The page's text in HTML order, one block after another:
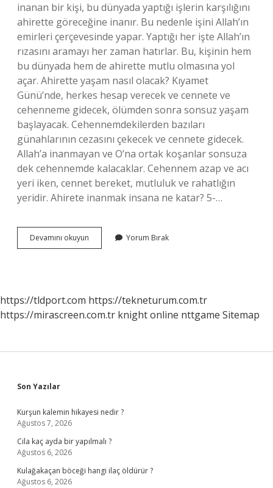
inanan bir kişi, bu dünyada yaptığı işlerin karşılığını
ahirette göreceğine inanır. Bu nedenle işini Allah’ın
emirleri çerçevesinde yapar. Yaptığı her işte Allah’ın
rızasını aramayı her zaman hatırlar. Bu, kişinin hem
bu dünyada hem de ahirette mutlu olmasına yol
açar. Ahirette yaşam nasıl olacak? Kıyamet
Günü’nde, herkes hesap verecek ve cennete ve
cehenneme gidecek, ölümden sonra sonsuz yaşam
başlayacak. Cehennemdekilerden bazıları
günahlarının cezasını çekecek ve cennete gidecek.
Allah’a inanmayan ve O’na ortak koşanlar sonsuza
dek cehennemde kalacaklar. Cehennem azap ve acı
yeri iken, cennet bereket, mutluluk ve rahatlığın
yeridir. Ahirete inanmak insana ne katar? 5-…
Devamını okuyun
Inanan
Yorum Bırak
https://tldport.com https://tekneturum.com.tr
https://mirascreen.com.tr knight online nttgame Sitemap
Sidebar
Son Yazılar
Kurşun kalemin hikayesi nedir ?
Ağustos 7, 2026
Cila kaç ayda bir yapılmalı ?
Ağustos 6, 2026
Kulağakaçan böceği hangi ilaç öldürür ?
Ağustos 6, 2026